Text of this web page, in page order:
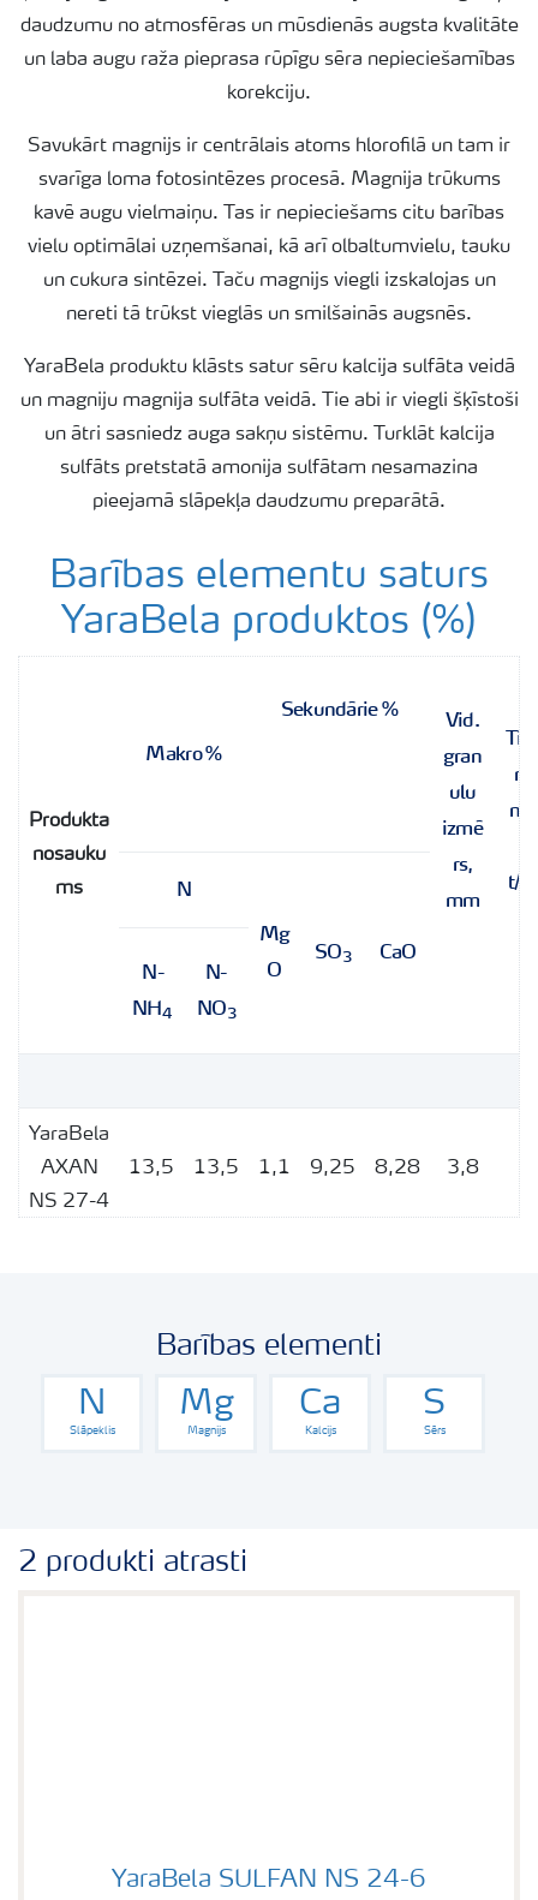
daudzumu no atmosfēras un mūsdienās augsta kvalitāte
un laba augu raža pieprasa rūpīgu sēra nepieciešamības
korekciju.
Savukārt magnijs ir centrālais atoms hlorofilā un tam ir
svarīga loma fotosintēzes procesā. Magnija trūkums
kavē augu vielmaiņu. Tas ir nepieciešams citu barības
vielu optimālai uzņemšanai, kā arī olbaltumvielu, tauku
un cukura sintēzei. Taču magnijs viegli izskalojas un
nereti tā trūkst vieglās un smilšainās augsnēs.
YaraBela produktu klāsts satur sēru kalcija sulfāta veidā
un magniju magnija sulfāta veidā. Tie abi ir viegli šķīstoši
un ātri sasniedz auga sakņu sistēmu. Turklāt kalcija
sulfāts pretstatā amonija sulfātam nesamazina
pieejamā slāpekļa daudzumu preparātā.
Barības elementu saturs
YaraBela produktos (%)
Produkta
nosauku
ms
Makro %
Sekundārie %
Vid.
gran
ulu
izmē
rs,
mm
t/m
N
Mg
O
SO3
CaO
N-
NH4
N-
NO3
YaraBela
AXAN
NS 27-4
13,5 13,5 1,1 9,25 8,28 3,8
SULFIX
7 35
Barības elementi
N
Slāpeklis
Mg
Magnijs
Ca
Kalcijs
S
Sērs
2 produkti atrasti
Image of YaraBela SULFAN NS 24-6
YaraBela SULFAN NS 24-6